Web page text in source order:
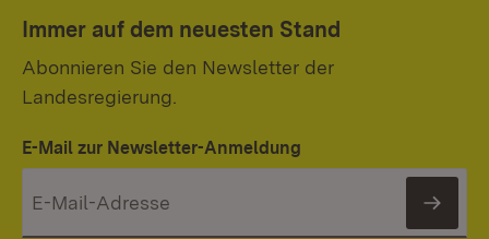
Immer auf dem neuesten Stand
Abonnieren Sie den Newsletter der
Landesregierung.
E-Mail zur Newsletter-Anmeldung